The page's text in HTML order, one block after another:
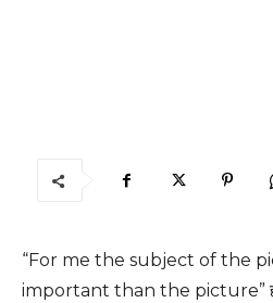
“For me the subject of the
important than the picture” हा